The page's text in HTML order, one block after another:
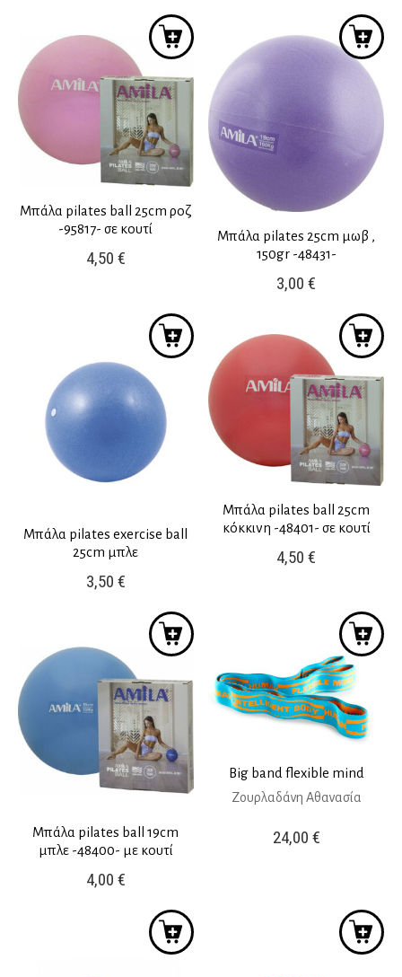
Μπάλα pilates ball 25cm ροζ
-95817- σε κουτί
4,50 €
Μπάλα pilates 25cm μωβ ,
150gr -48431-
3,00€
Μπάλα pilates exercise ball
25cm μπλε
3,50 €
Μπάλα pilates ball 25cm
κόκκινη -48401- σε κουτί
4,50€
Μπάλα pilates ball 19cm
μπλε -48400- με κουτί
4,00 €
Big band flexible mind
Ζουρλαδάνη Αθανασία
24,00 €